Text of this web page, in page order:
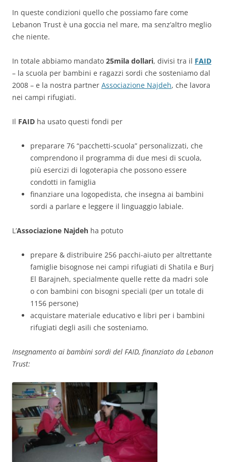
In queste condizioni quello che possiamo fare come
Lebanon Trust è una goccia nel mare, ma senz’altro meglio
che niente.
In totale abbiamo mandato 25mila dollari, divisi tra il FAID
– la scuola per bambini e ragazzi sordi che sosteniamo dal
2008 – e la nostra partner Associazione Najdeh, che lavora
nei campi rifugiati.
Il FAID ha usato questi fondi per
preparare 76 “pacchetti-scuola” personalizzati, che
comprendono il programma di due mesi di scuola,
più esercizi di logoterapia che possono essere
condotti in famiglia
finanziare una logopedista, che insegna ai bambini
sordi a parlare e leggere il linguaggio labiale.
L’Associazione Najdeh ha potuto
prepare & distribuire 256 pacchi-aiuto per altrettante
famiglie bisognose nei campi rifugiati di Shatila e Burj
El Barajneh, specialmente quelle rette da madri sole
o con bambini con bisogni speciali (per un totale di
1156 persone)
acquistare materiale educativo e libri per i bambini
rifugiati degli asili che sosteniamo.
Insegnamento ai bambini sordi del FAID, finanziato da Lebanon
Trust: